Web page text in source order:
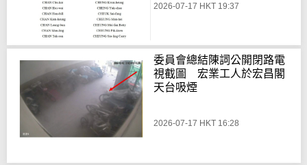
2026-07-17 HKT 19:37
委員會總結陳詞公開閉路電
視截圖 宏業工人於宏昌閣
天台吸煙
2026-07-17 HKT 16:28